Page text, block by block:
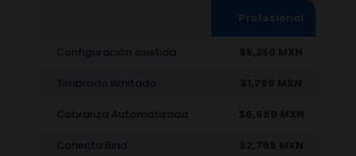
Profesional
Configuración asistida
Timbrado ilimitado
Cobranza Automatizada
Conecta Bind